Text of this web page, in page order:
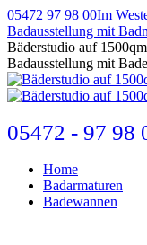
Zum
Inhalt
springen
05472 97 98 00Im
Badausstellung mit
E-
Mail
page
opens
new
window
Bäderstudio auf
Badausstellung mit
05472 - 97 98
Home
Badarmaturen
Badewannen